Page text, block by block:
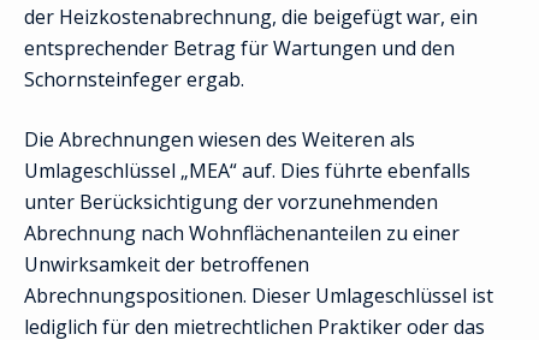
der Heizkostenabrechnung, die beigefügt war, ein
entsprechender Betrag für Wartungen und den
Schornsteinfeger ergab.
Die Abrechnungen wiesen des Weiteren als
Umlageschlüssel „MEA“ auf. Dies führte ebenfalls
unter Berücksichtigung der vorzunehmenden
Abrechnung nach Wohnflächenanteilen zu einer
Unwirksamkeit der betroffenen
Abrechnungspositionen. Dieser Umlageschlüssel ist
lediglich für den mietrechtlichen Praktiker oder das